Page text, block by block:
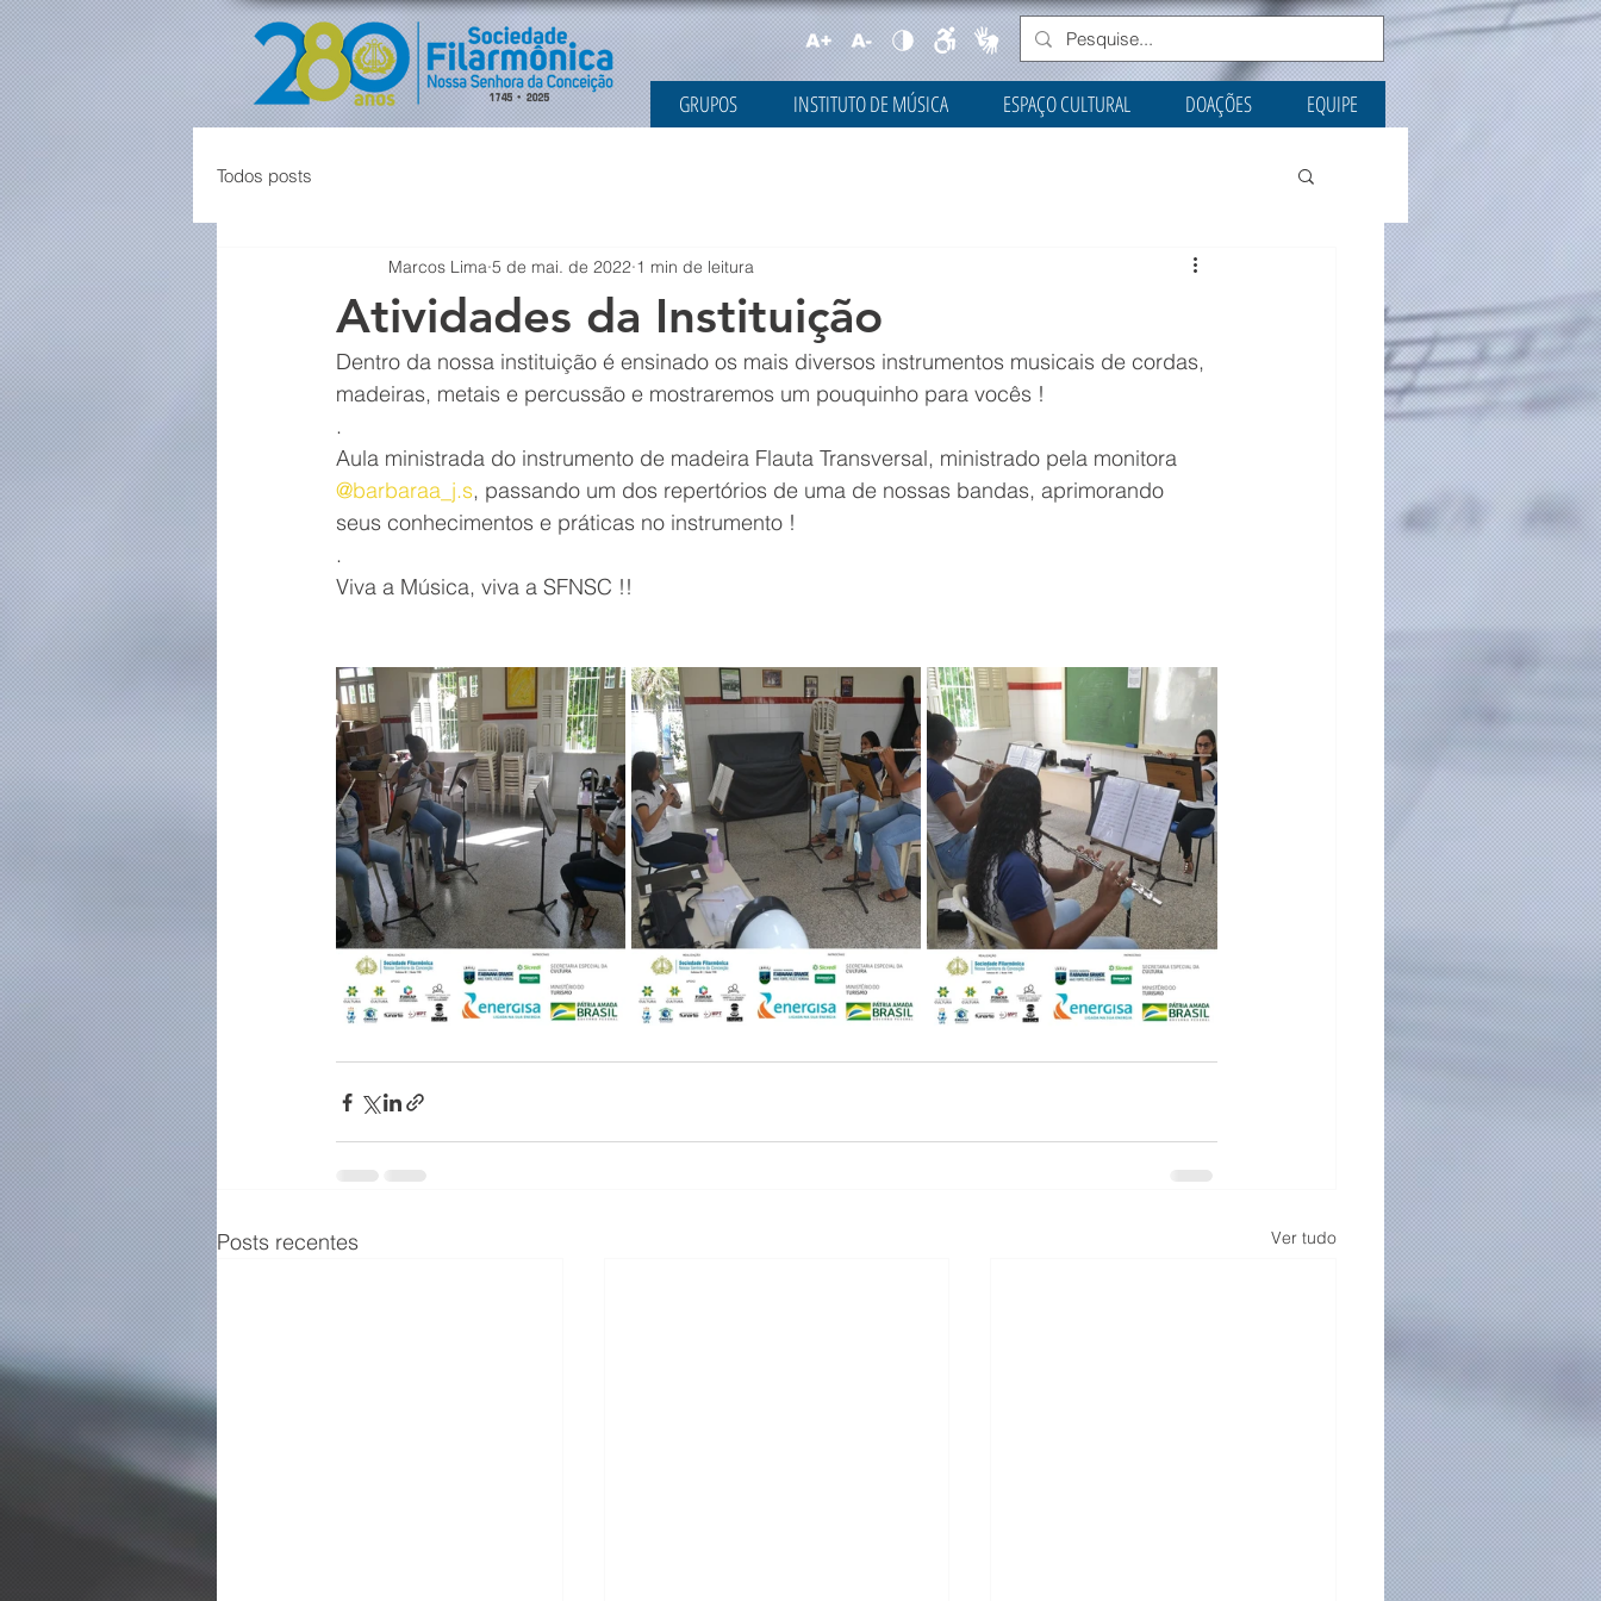
GRUPOS INSTITUTO DE MÚSICA ESPAÇO CULTURAL DOAÇÕES EQUIPE
Todos posts
Atividades da Instituição
Marcos Lima 5 de mai. de 2022 1 min de leitura
Dentro da nossa instituição é ensinado os mais diversos instrumentos musicais de cordas,
madeiras, metais e percussão e mostraremos um pouquinho para vocês !
.
Aula ministrada do instrumento de madeira Flauta Transversal, ministrado pela monitora
@barbaraa_j.s, passando um dos repertórios de uma de nossas bandas, aprimorando
seus conhecimentos e práticas no instrumento !
.
Viva a Música, viva a SFNSC !!
Posts recentes Ver tudo